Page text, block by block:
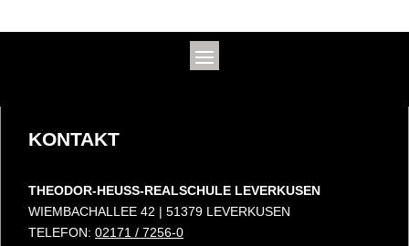
KONTAKT
THEODOR-HEUSS-REALSCHULE LEVERKUSEN
WIEMBACHALLEE 42 | 51379 LEVERKUSEN
TELEFON: 02171 / 7256-0